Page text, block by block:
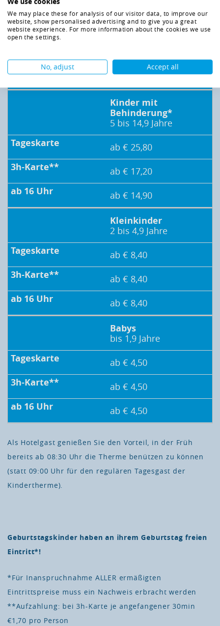
ab € 27,30
ab € 17,30
Kinder mit
Behinderung*
5 bis 14,9 Jahre
ab € 25,80
ab € 17,20
ab € 14,90
Kleinkinder
2 bis 4,9 Jahre
ab € 8,40
ab € 8,40
ab € 8,40
Babys
bis 1,9 Jahre
ab € 4,50
ab € 4,50
ab € 4,50
Als Hotelgast genießen Sie den Vorteil, in der Früh
bereits ab 08:30 Uhr die Therme benützen zu können
(statt 09:00 Uhr für den regulären Tagesgast der
Kindertherme).
Geburtstagskinder haben an ihrem Geburtstag freien
Eintritt*!
*Für Inanspruchnahme ALLER ermäßigten
Eintrittspreise muss ein Nachweis erbracht werden
**Aufzahlung: bei 3h-Karte je angefangener 30min
€1,70 pro Person
We may place these for analysis of our visitor data, to improve our
website, show personalised advertising and to give you a great
website experience. For more information about the cookies we use
open the settings.
No, adjust Accept all